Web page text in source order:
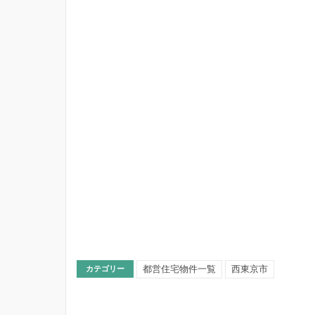
カテゴリー 都営住宅物件一覧 西東京市